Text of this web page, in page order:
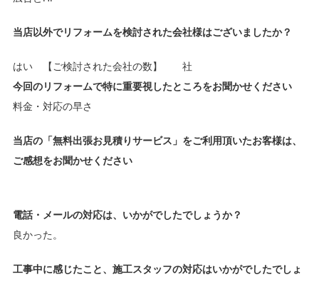
当店以外でリフォームを検討された会社様はございましたか？
はい 【ご検討された会社の数】 社
今回のリフォームで特に重要視したところをお聞かせください
料金・対応の早さ
当店の「無料出張お見積りサービス」をご利用頂いたお客様は、
ご感想をお聞かせください
電話・メールの対応は、いかがでしたでしょうか？
良かった。
工事中に感じたこと、施工スタッフの対応はいかがでしたでしょ